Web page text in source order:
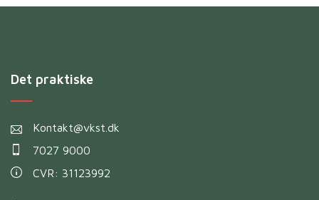
Det praktiske
Kontakt@vkst.dk
7027 9000
CVR: 31123992